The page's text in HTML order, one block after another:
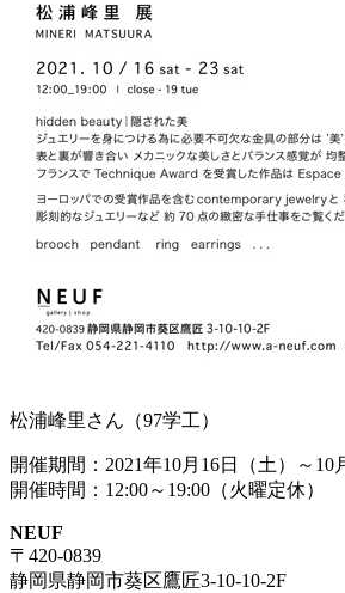
松浦峰里さん（97学工）
開催期間：2021年10月16日（土）～10
開催時間：12:00～19:00（火曜定休）
NEUF
〒420-0839
静岡県静岡市葵区鷹匠3-10-10-2F